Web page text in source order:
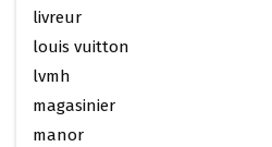
livreur
louis vuitton
lvmh
magasinier
manor